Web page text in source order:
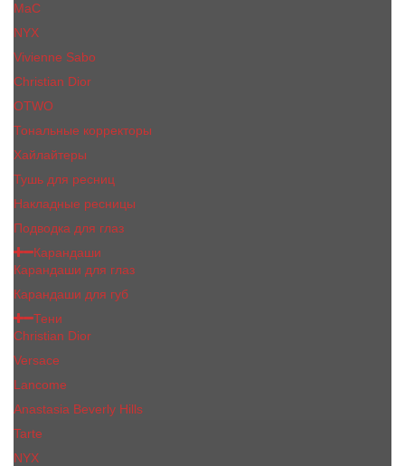
МаС
NYX
Vivienne Sabo
Сhristiаn Diоr
OTWO
Тональные корректоры
Хайлайтеры
Тушь для ресниц
Накладные ресницы
Подводка для глаз
Карандаши
Карандаши для глаз
Карандаши для губ
Тени
Christian Dior
Versace
Lancome
Anastasia Beverly Hills
Tarte
NYX